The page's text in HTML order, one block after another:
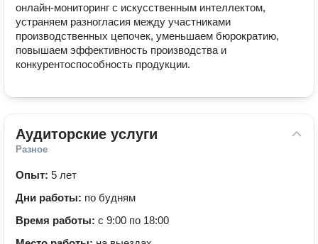
онлайн-мониторинг с искусственным интеллектом,
устраняем разногласия между участниками
производственных цепочек, уменьшаем бюрократию,
повышаем эффективность производства и
конкурентоспособность продукции.
Аудиторские услуги
Разное
Опыт: 5 лет
Дни работы: по будням
Время работы: с 9:00 по 18:00